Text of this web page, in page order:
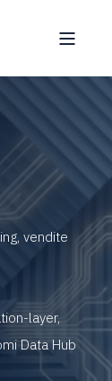
vendite
layer,
Data Hub